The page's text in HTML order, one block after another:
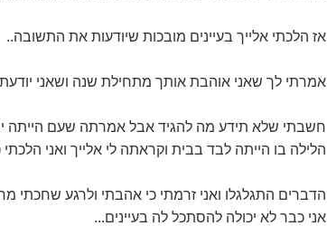
אז הלכתי אלייך בעיינים מובכות שיודעות את התשובה..
אמרתי לך שאני אוהבת אותך מתחילת שנה ושאני
חשבתי שלא תידע מה להגיד אבל אמרתה שעם הייתה
הלילה בו הייתה לבד בבית וקראתה לי אלייך ואני הלכתי
הדברים התגלגלו ואני זרמתי כי אהבתי ולרגע שחכתי
אני כבר לא יכולה להסתכל לה בעיינים...